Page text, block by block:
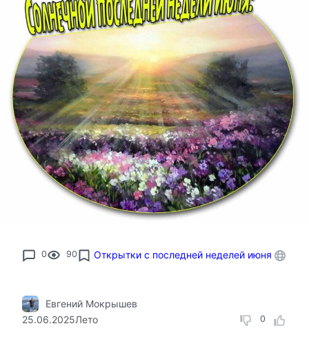
0 90 Открытки с последней неделей июня
0
Евгений Мокрышев
25.06.2025Лето